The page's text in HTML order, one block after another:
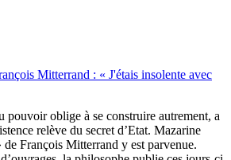
Mitterrand : « J'étais insolente avec
pouvoir oblige à se construire autrement, a
relève du secret d’Etat. Mazarine
François Mitterrand y est parvenue.